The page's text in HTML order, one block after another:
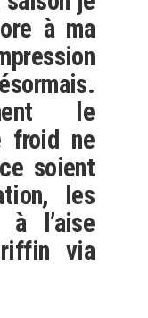
à ma
le
froid ne
soient
les
l’aise
via